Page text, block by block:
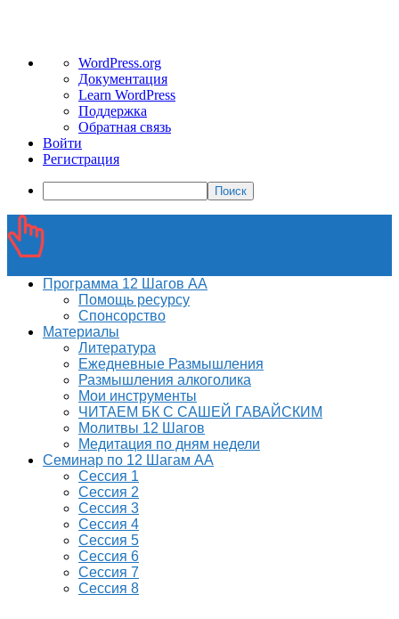
WordPress
WordPress.org
Документация
Learn WordPress
Поддержка
Обратная связь
Войти
Регистрация
Поиск
Программа 12 Шагов АА
Помощь ресурсу
Спонсорство
Материалы
Литература
Ежедневные Размышления
Размышления алкоголика
Мои инструменты
ЧИТАЕМ БК С САШЕЙ ГАВАЙСКИМ
Молитвы 12 Шагов
Медитация по дням недели
Семинар по 12 Шагам АА
Сессия 1
Сессия 2
Сессия 3
Сессия 4
Сессия 5
Сессия 6
Сессия 7
Сессия 8